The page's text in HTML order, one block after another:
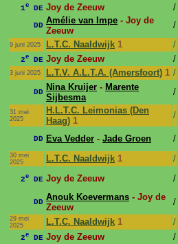
1e DE Joy de Zeeuw /
DD Amélie van Impe - Joy de
Zeeuw
/
9 juni 2025 L.T.C. Naaldwijk 1 /
2e DE Joy de Zeeuw /
3 juni 2025 L.T.V. A.L.T.A. (Amersfoort) 1 /
DD Nina Kruijer - Marente
Sijbesma
/
31 mei
2025
H.L.T.C. Leimonias (Den
Haag) 1
/
DD Eva Vedder - Jade Groen /
30 mei
2025
L.T.C. Naaldwijk 1 /
2e DE Joy de Zeeuw /
DD Anouk Koevermans - Joy de
Zeeuw
/
29 mei
2025
L.T.C. Naaldwijk 1 /
2e DE Joy de Zeeuw /